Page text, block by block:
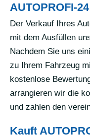
AUTOPROFI-
Der Verkauf Ihres
mit dem Ausfüllen
Nachdem Sie uns
zu Ihrem Fahrzeug
kostenlose
arrangieren wir die
und zahlen den
Kauft